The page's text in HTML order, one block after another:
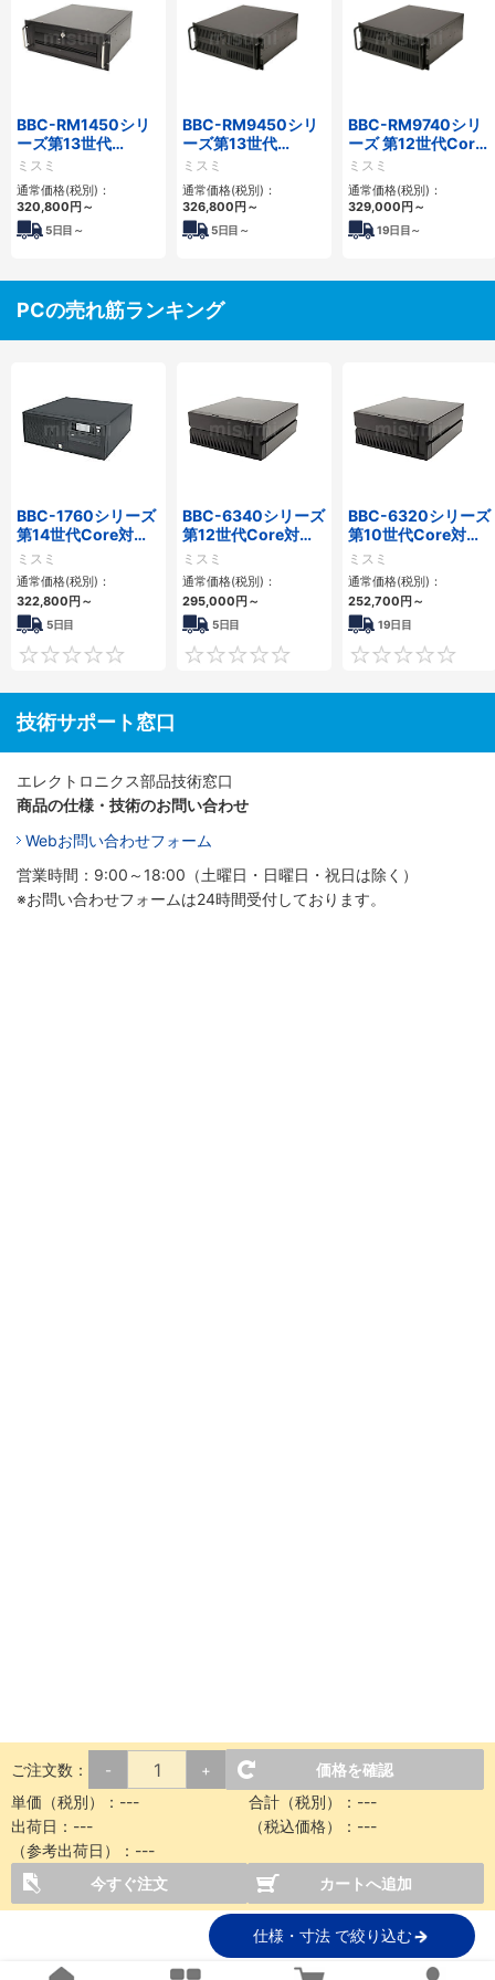
BBC-RM1450シリ
ーズ第13世代
Core・12世代
Celeron対応ラック
マウント4PCIe
ミスミ
通常価格(税別)：
320,800円～
5日目～
BBC-RM9450シリ
ーズ第13世代
Core・12世代
Celeron対応ラック
マウント4PCIe
ミスミ
通常価格(税別)：
326,800円～
5日目～
BBC-RM9740シリ
ーズ 第12世代Core
対応ラックマウント
FAPC4PCI・3PCIe
ミスミ
通常価格(税別)：
329,000円～
19日目～
PCの売れ筋ランキング
BBC-1760シリーズ
第14世代Core対応
小型フロアマウント
3PCIe
ミスミ
通常価格(税別)：
322,800円～
5日目
0
BBC-6340シリーズ
第12世代Core対応
小型フロアマウント
PC2PCI/2PCIe
ミスミ
通常価格(税別)：
295,000円～
5日目
0
BBC-6320シリーズ
第10世代Core対応
小型フロアマウント
FAPC 2PCI・2PCIe
ミスミ
通常価格(税別)：
252,700円～
19日目
技術サポート窓口
エレクトロニクス部品技術窓口
商品の仕様・技術のお問い合わせ
Webお問い合わせフォーム
営業時間：9:00～18:00（土曜日・日曜日・祝日は除く）
※お問い合わせフォームは24時間受付しております。
ご注文数： - +
価格を確認
単価（税別）： --- 合計（税別）： ---
出荷日： --- （税込価格）： ---
（参考出荷日）： ---
今すぐ注文
カートへ追加
仕様・寸法 で絞り込む